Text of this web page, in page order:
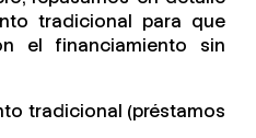
tradicional para que
el financiamiento sin
tradicional (préstamos